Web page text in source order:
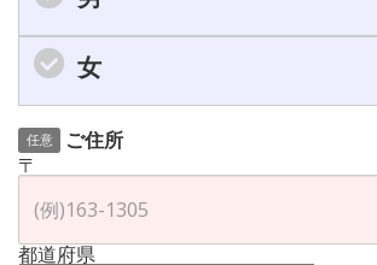
女
任意
ご住所
〒
都道府県